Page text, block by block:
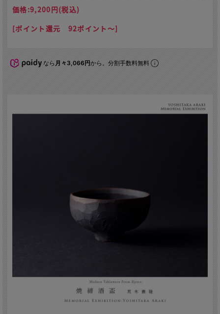
価格:9,200円(税込)
[ポイント還元 92ポイント～]
なら月々3,066円から。分割手数料無料